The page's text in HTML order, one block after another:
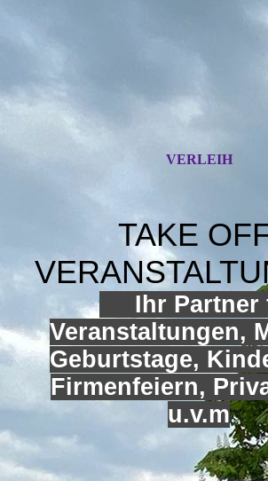
VERLEIH
TAKE
Ihr Partner
Veranstaltungen,
Geburtstage,
Firmenfeiern,
u.v.m